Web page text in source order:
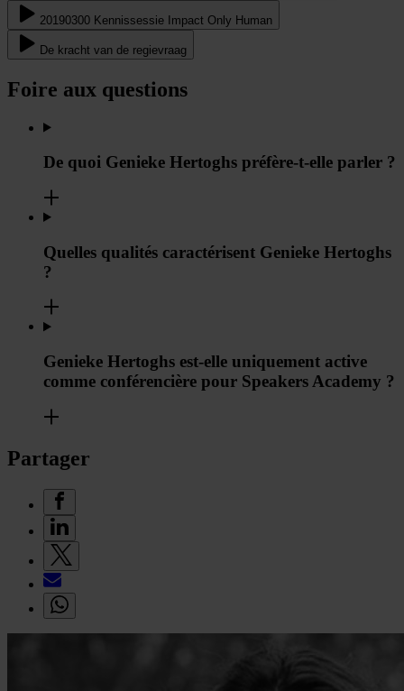
20190300 Kennissessie Impact Only Human
De kracht van de regievraag
Foire aux questions
De quoi Genieke Hertoghs préfère-t-elle parler ?
Quelles qualités caractérisent Genieke Hertoghs
?
Genieke Hertoghs est-elle uniquement active
comme conférencière pour Speakers Academy ?
Partager